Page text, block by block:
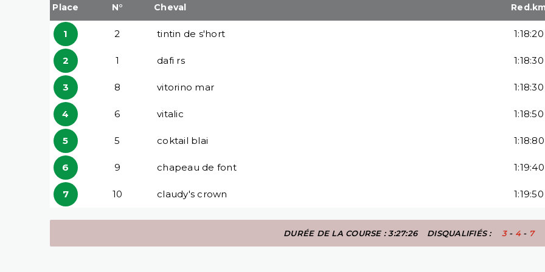
Place N° Cheval
1 2 tintin de s'hort 1:18:20
2 1 dafi rs 1:18:30
3 8 vitorino mar 1:18:30
4 6 vitalic 1:18:50
5 5 coktail blai 1:18:80
6 9 chapeau de font 1:19:40
7 10 claudy's crown 1:19:50
DURÉE DE LA COURSE : 3:27:26 DISQUALIFIÉS : 3- 4- 7